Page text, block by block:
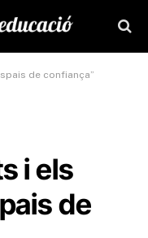
de confiança”
i els
de